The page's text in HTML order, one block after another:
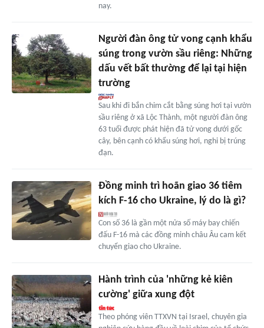
nay.
Người đàn ông tử vong cạnh khẩu
súng trong vườn sầu riêng: Những
dấu vết bất thường để lại tại hiện
trường
Sau khi đi bắn chim cắt bằng súng hơi tại vườn
sầu riêng ở xã Lộc Thành, một người đàn ông
63 tuổi được phát hiện đã tử vong dưới gốc
cây, bên cạnh có khẩu súng hơi, nghi bị trúng
đạn.
Đồng minh trì hoãn giao 36 tiêm
kích F-16 cho Ukraine, lý do là gì?
Con số 36 là gần một nửa số máy bay chiến
đấu F-16 mà các đồng minh châu Âu cam kết
chuyển giao cho Ukraine.
Hành trình của 'những kẻ kiên
cường' giữa xung đột
Theo phóng viên TTXVN tại Israel, chuyên gia